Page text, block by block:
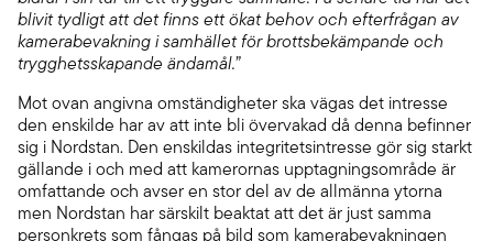
blivit tydligt att det finns ett ökat behov och efterfrågan av
kamerabevakning i samhället för brottsbekämpande och
trygghetsskapande ändamål.”
Mot ovan angivna omständigheter ska vägas det intresse
den enskilde har av att inte bli övervakad då denna befinner
sig i Nordstan. Den enskildas integritetsintresse gör sig starkt
gällande i och med att kamerornas upptagningsområde är
omfattande och avser en stor del av de allmänna ytorna
men Nordstan har särskilt beaktat att det är just samma
personkrets som fångas på bild som kamerabevakningen